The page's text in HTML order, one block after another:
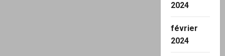
2024
février
2024